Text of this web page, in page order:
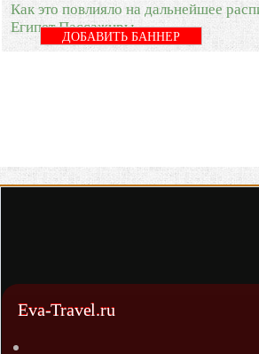
Как это повлияло на дальнейшее
Египет Пассажиры
ДОБАВИТЬ БАННЕР
Eva-Travel.ru